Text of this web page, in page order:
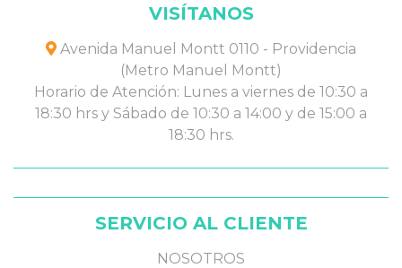
VISÍTANOS
Avenida Manuel Montt 0110 - Providencia
(Metro Manuel Montt)
Horario de Atención: Lunes a viernes de 10:30 a
18:30 hrs y Sábado de 10:30 a 14:00 y de 15:00 a
18:30 hrs.
SERVICIO AL CLIENTE
NOSOTROS